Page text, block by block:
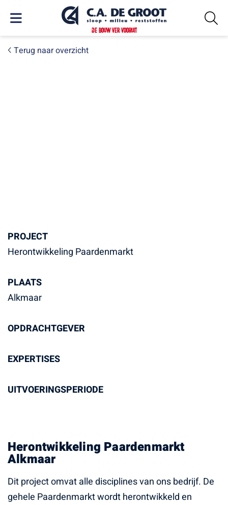
DE BOUW VER VOORUIT
Terug naar overzicht
PROJECT
Herontwikkeling Paardenmarkt
PLAATS
Alkmaar
OPDRACHTGEVER
EXPERTISES
UITVOERINGSPERIODE
Herontwikkeling Paardenmarkt
Alkmaar
Dit project omvat alle disciplines van ons bedrijf. De
gehele Paardenmarkt wordt herontwikkeld en